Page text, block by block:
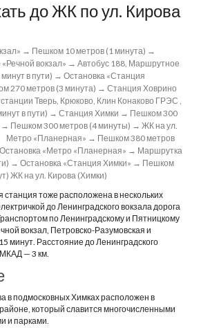
до ЖК по ул. Кирова
→ Пешком 10 метров (1 минута) →
вокзал» → Автобус 188, Маршрутное
минут в пути) → Остановка «Станция
270 метров (3 минута) → Станция Ховрино
Тверь, Крюково, Клин Конаково ГРЭС ,
в пути) → Станция Химки → Пешком 300
→ Пешком 300 метров (4 минуты) → ЖК на ул.
Метро «Планерная» → Пешком 380 метров
«Метро «Планерная» → Маршрутка
→ Остановка «Станция Химки» → Пешком
ЖК на ул. Кирова (Химки)
тоже расположена в нескольких
до Ленинградского вокзала дорога
по Ленинградскому и Пятницкому
вокзал, Петровско-Разумовская и
минут. Расстояние до Ленинградского
— 3 км.
в подмосковных Химках расположен в
который славится многочисленными
и парками.